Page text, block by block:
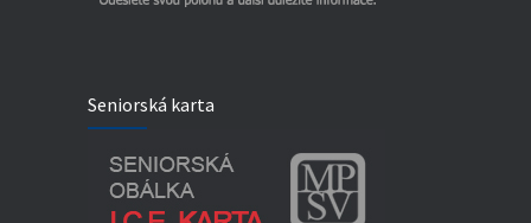
Seniorská karta